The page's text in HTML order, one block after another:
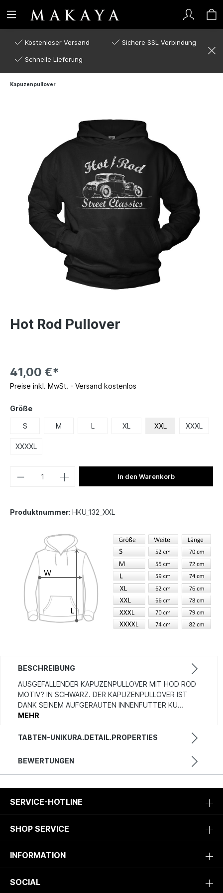
Kostenloser Versand Sichere SSL Verbindung
Schnelle Lieferung
Kapuzenpullover
Hot Rod Pullover
41,00 €*
Preise inkl. MwSt. - Versand kostenlos
Größe
S M L XL XXL XXXL
XXXXL
In den Warenkorb
Produktnummer: HKU_132_XXL
BESCHREIBUNG
AUSGEFALLENDER KAPUZENPULLOVER MIT HOD ROD
MOTIV? IN SCHWARZ. DER KAPUZENPULLOVER IST
DANK SEINEM AUFGERAUTEN INNENFUTTER KU…
MEHR
TABTEN-UNIKURA.DETAIL.PROPERTIES
BEWERTUNGEN
SERVICE-HOTLINE
SHOP SERVICE
INFORMATION
SOCIAL